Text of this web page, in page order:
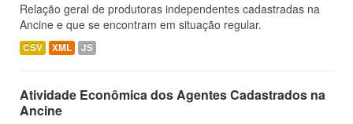
Relação geral de produtoras independentes cadastradas na
Ancine e que se encontram em situação regular.
CSV XML JS
Atividade Econômica dos Agentes Cadastrados na
Ancine